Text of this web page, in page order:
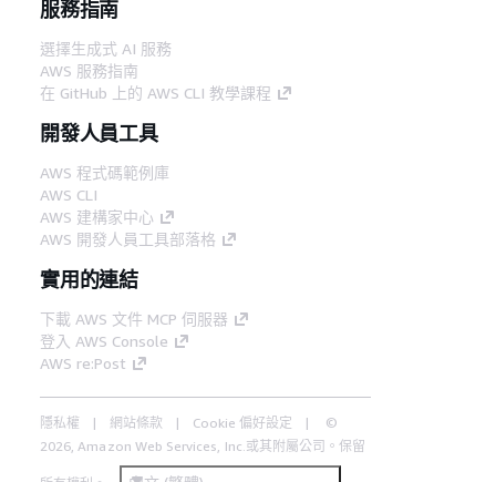
服務指南
選擇生成式 AI 服務
AWS 服務指南
在 GitHub 上的 AWS CLI 教學課程
開發人員工具
AWS 程式碼範例庫
AWS CLI
AWS 建構家中心
AWS 開發人員工具部落格
實用的連結
下載 AWS 文件 MCP 伺服器
登入 AWS Console
AWS re:Post
隱私權 網站條款 Cookie 偏好設定
©
2026, Amazon Web Services, Inc.或其附屬公司。保留